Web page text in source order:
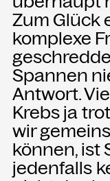
Zum Glück
komplexe
Spannen
Antwort.
Krebs ja
wir
können, ist
jedenfalls